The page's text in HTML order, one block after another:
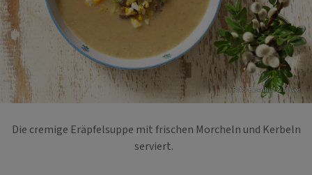
Foto: Eisenhut & Mayer
Die cremige Eräpfelsuppe mit frischen Morcheln und Kerbeln
serviert.